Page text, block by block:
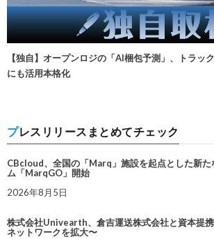
【独自】オープンロジの「AI梱包予測」、トラッ
にも活用本格化
プレスリリースまとめてチェック
CBcloud、全国の「Marq」施設を起点とした新た
ム「MarqGO」開始
2026年8月5日
株式会社Univearth、倉吉運送株式会社と資本提
ネットワークを拡大〜